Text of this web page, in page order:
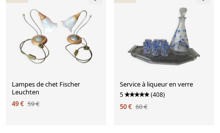
Lampes de chet Fischer
Leuchten
49 € 59 €
Service à liqueur en verre
5 (408)
50 € 60 €